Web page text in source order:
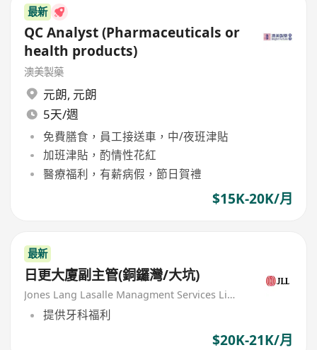
最新
QC Analyst (Pharmaceuticals or
health products)
澳美製藥
元朗, 元朗
5天/週
免費膳食，員工接送車，中/夜班津貼
加班津貼，酌情性花紅
醫療福利，有薪病假，節日賀禮
$15K-20K/月
最新
日更大廈副主管(銅鑼灣/大坑)
Jones Lang Lasalle Managment Services Limited
提供牙科福利
$20K-21K/月